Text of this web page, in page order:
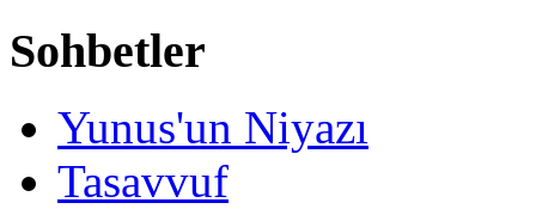
Sohbetler
Yunus'un Niyazı
Tasavvuf